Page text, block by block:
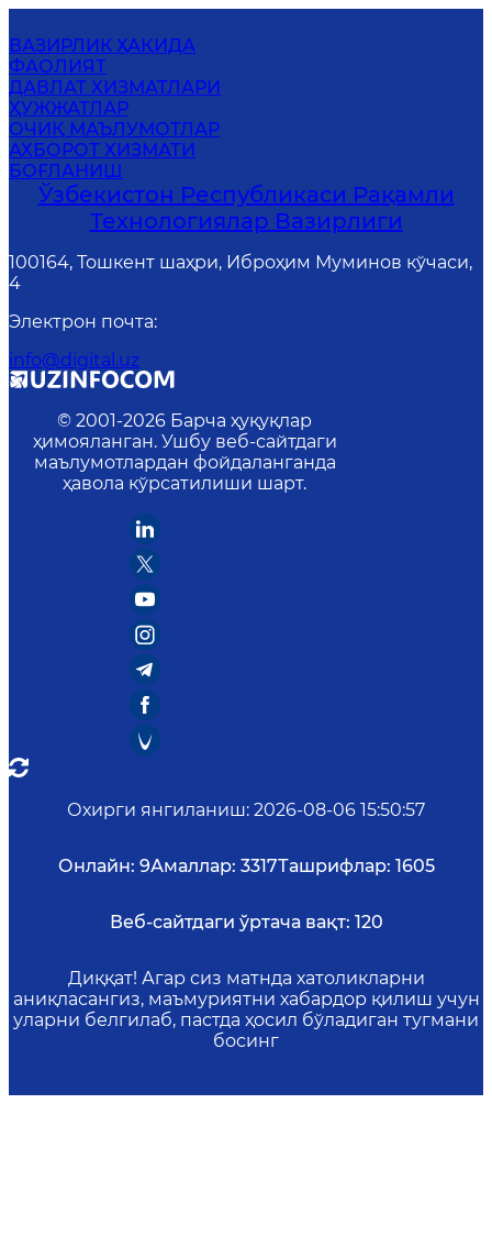
ВАЗИРЛИК ҲАҚИДА
ФАОЛИЯТ
ДАВЛАТ ХИЗМАТЛАРИ
ҲУЖЖАТЛАР
ОЧИҚ МАЪЛУМОТЛАР
АХБОРОТ ХИЗМАТИ
БОҒЛАНИШ
Ўзбекистон Республикаси Рақамли
Технологиялар Вазирлиги
100164, Тошкент шаҳри, Иброҳим Муминов кўчаси,
4
Электрон почта:
info@digital.uz
© 2001-2026 Барча ҳуқуқлар
ҳимояланган. Ушбу веб-сайтдаги
маълумотлардан фойдаланганда
ҳавола кўрсатилиши шарт.
Охирги янгиланиш: 2026-08-06 15:50:57
Онлайн: 9Амаллар: 3317Ташрифлар: 1605
Веб-сайтдаги ўртача вақт: 120
Диққат! Агар сиз матнда хатоликларни
аниқласангиз, маъмуриятни хабардор қилиш учун
уларни белгилаб, пастда ҳосил бўладиган тугмани
босинг